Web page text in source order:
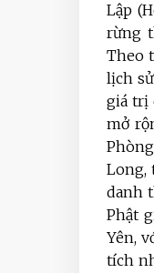
Lập
rừng
Theo
lịch
giá trị
mở
Long,
danh
Phật
Yên,
tích